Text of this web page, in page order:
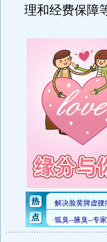
理和经费保障